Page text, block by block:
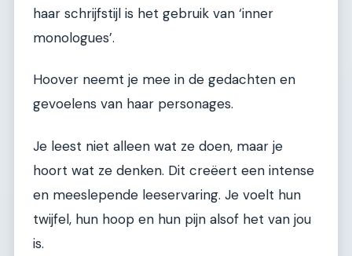
haar schrijfstijl is het gebruik van ‘inner
monologues’.
Hoover neemt je mee in de gedachten en
gevoelens van haar personages.
Je leest niet alleen wat ze doen, maar je
hoort wat ze denken. Dit creëert een intense
en meeslepende leeservaring. Je voelt hun
twijfel, hun hoop en hun pijn alsof het van jou
is.